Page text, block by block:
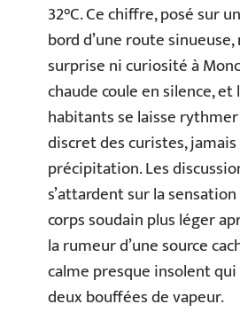
32°C. Ce chiffre, posé sur
bord d’une route
surprise ni curiosité à
chaude coule en silence,
habitants se laisse
discret des curistes,
précipitation. Les
s’attardent sur la
corps soudain plus léger
la rumeur d’une source
calme presque insolent
deux bouffées de vapeur.